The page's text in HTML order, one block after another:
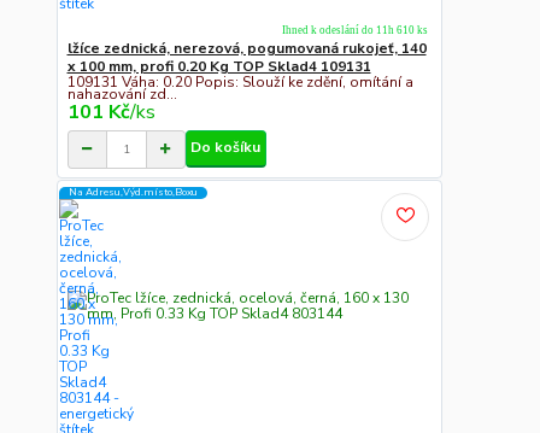
lžíce zednická, nerezová, pogumovaná rukojeť, 140
x 100 mm, profi 0.20 Kg TOP Sklad4 109131
109131 Váha: 0.20 Popis: Slouží ke zdění, omítání a
nahazování zd...
101 Kč/ks
Ihned k odeslání do 11h 610 ks
Do košíku
Na Adresu,Výd.místo,Boxu